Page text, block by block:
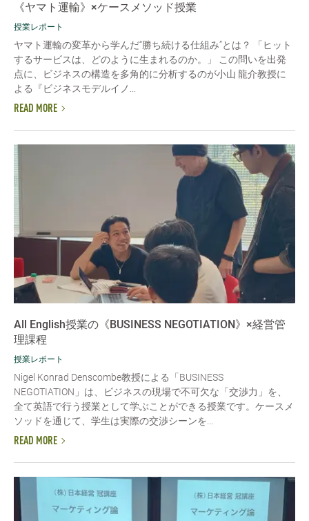
《ヤマト運輸》×ケースメソッド授業
授業レポート
ヤマト運輸の変革から学んだ“勝ち続ける仕組み”とは？ 「ヒット
するサービスは、どのように生まれるのか。」 この問いを出発
点に、ビジネスの構造を多角的に分析するのが小山 龍介教授に
よる『ビジネスモデルイノ...
READ MORE
All English授業の《BUSINESS NEGOTIATION》×経営管
理課程
授業レポート
Nigel Konrad Denscombe教授による「BUSINESS
NEGOTIATION」は、ビジネスの現場で不可欠な「交渉力」を、
全て英語で行う授業として学ぶことができる授業です。ケースメ
ソッドを通じて、学生は実際の交渉シーンを...
READ MORE